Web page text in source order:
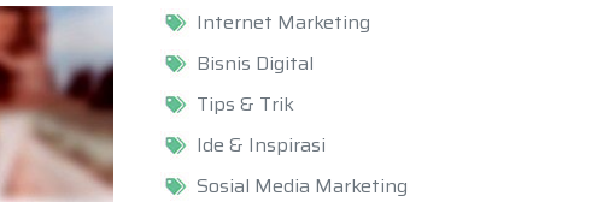
Internet Marketing
Bisnis Digital
Tips & Trik
Ide & Inspirasi
Sosial Media Marketing